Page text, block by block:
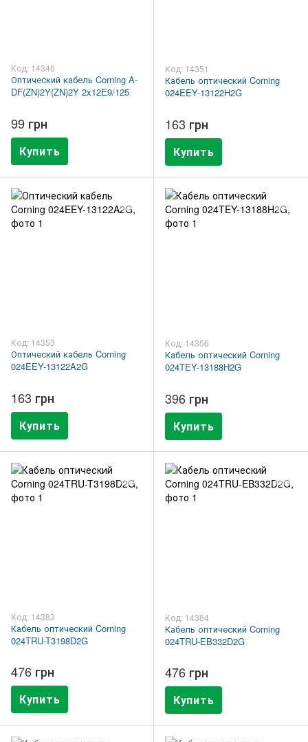
Код: 14346
Оптический кабель Corning A-
DF(ZN)2Y(ZN)2Y 2x12E9/125
99 грн
Купить
Код: 14351
Кабель оптический Corning
024EEY-13122H2G
163 грн
Купить
Код: 14353
Оптический кабель Corning
024EEY-13122A2G
163 грн
Купить
Код: 14356
Кабель оптический Corning
024TEY-13188H2G
396 грн
Купить
Код: 14383
Кабель оптический Corning
024TRU-T3198D2G
476 грн
Купить
Код: 14384
Кабель оптический Corning
024TRU-EB332D2G
476 грн
Купить